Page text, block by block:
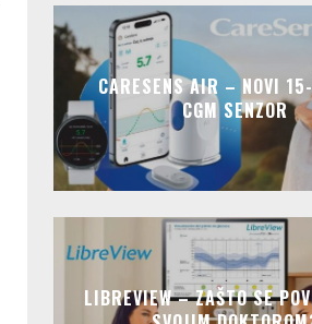
CARESENS AIR – NOVI
CGM SENZOR
LIBREVIEW – ZAŠTO SE